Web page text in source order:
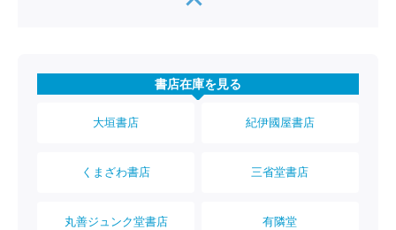
書店在庫を見る
大垣書店 紀伊國屋書店
くまざわ書店 三省堂書店
丸善ジュンク堂書店 有隣堂